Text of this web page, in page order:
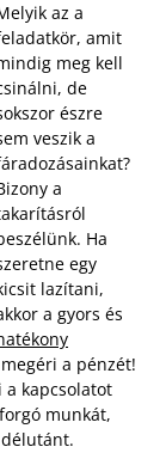
az a
amit
meg kell
de
észre
veszik a
a
Ha
egy
lazítani,
a gyors és
a pénzét!
kapcsolatot
munkát,